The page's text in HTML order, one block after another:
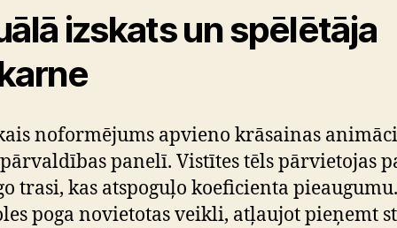
izskats un spēlētāja
noformējums apvieno krāsainas
panelī. Vistītes tēls pārvietojas
trasi, kas atspoguļo koeficienta pieaugumu.
poga novietotas veikli, atļaujot pieņemt